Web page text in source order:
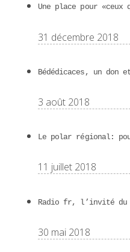
Une place pour
31 décembre 2018
Bédédicaces, un don
3 août 2018
Le polar régional:
11 juillet 2018
Radio fr, l’invité du
30 mai 2018